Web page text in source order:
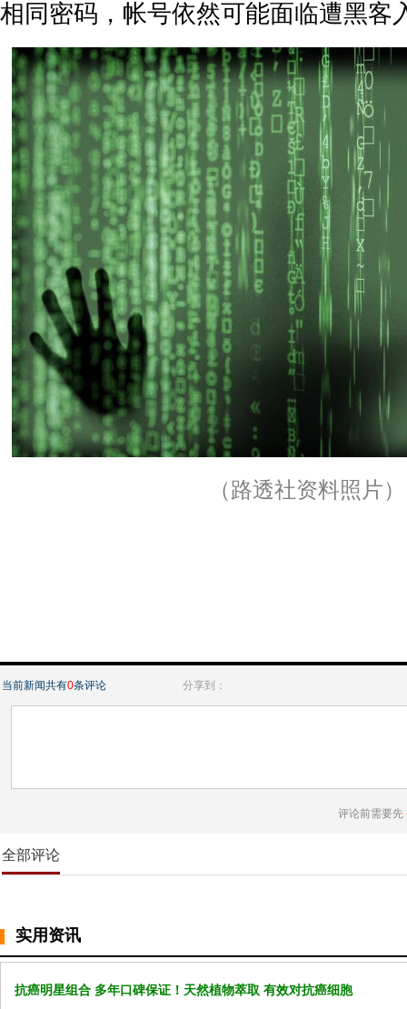
相同密码，帐号依然可能面临遭黑客
（路透社资料照片）
当前新闻共有0条评论 分享到：
评论前需要先
全部评论
实用资讯
抗癌明星组合 多年口碑保证！天然植物萃取 有效对抗癌细胞